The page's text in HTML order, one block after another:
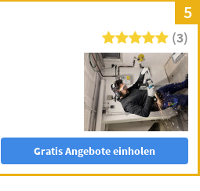
5
(3)
Gratis Angebote einholen